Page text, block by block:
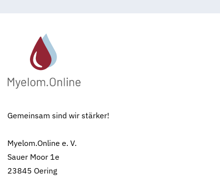
Gemeinsam sind wir stärker!
Myelom.Online e. V.
Sauer Moor 1e
23845 Oering